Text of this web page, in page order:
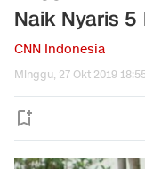
Naik Nyaris
CNN Indonesia
Minggu, 27 Okt 2019